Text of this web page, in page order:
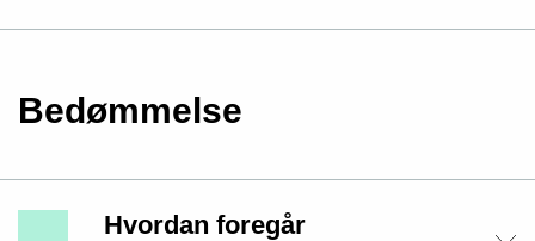
Bedømmelse
Hvordan foregår